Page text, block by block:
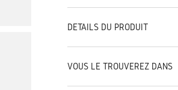
DÉTAILS DU PRODUIT
VOUS LE TROUVEREZ DANS